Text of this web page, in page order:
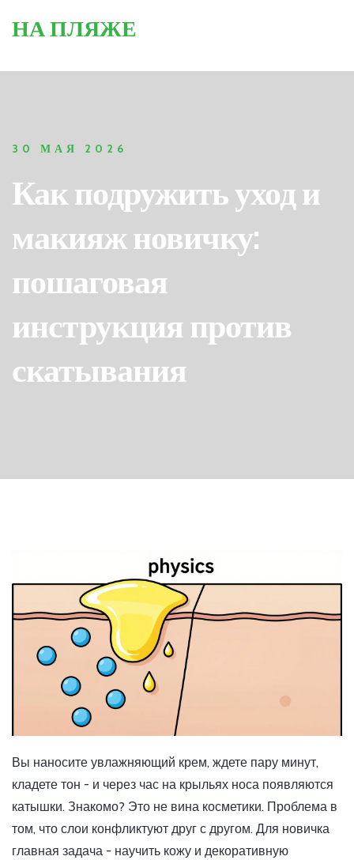
НА ПЛЯЖЕ
30 МАЯ 2026
Как подружить уход и
макияж новичку:
пошаговая
инструкция против
скатывания
Вы наносите увлажняющий крем, ждете пару минут,
кладете тон - и через час на крыльях носа появляются
катышки. Знакомо? Это не вина косметики. Проблема в
том, что слои конфликтуют друг с другом. Для новичка
главная задача - научить кожу и декоративную